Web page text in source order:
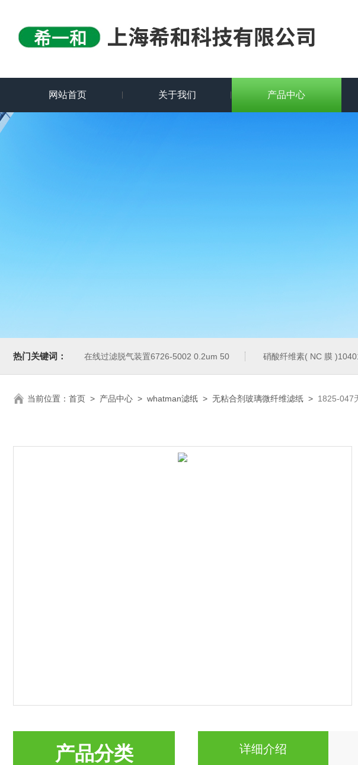
网站首页 关于我们 产品中心
热门关键词： 在线过滤脱气装置6726-5002 0.2um 50 硝酸纤维素( NC 膜
当前位置： 首页 > 产品中心 > whatman滤纸 > 无粘合剂玻璃微纤维滤纸 > 1825-047
产品分类 详细介绍